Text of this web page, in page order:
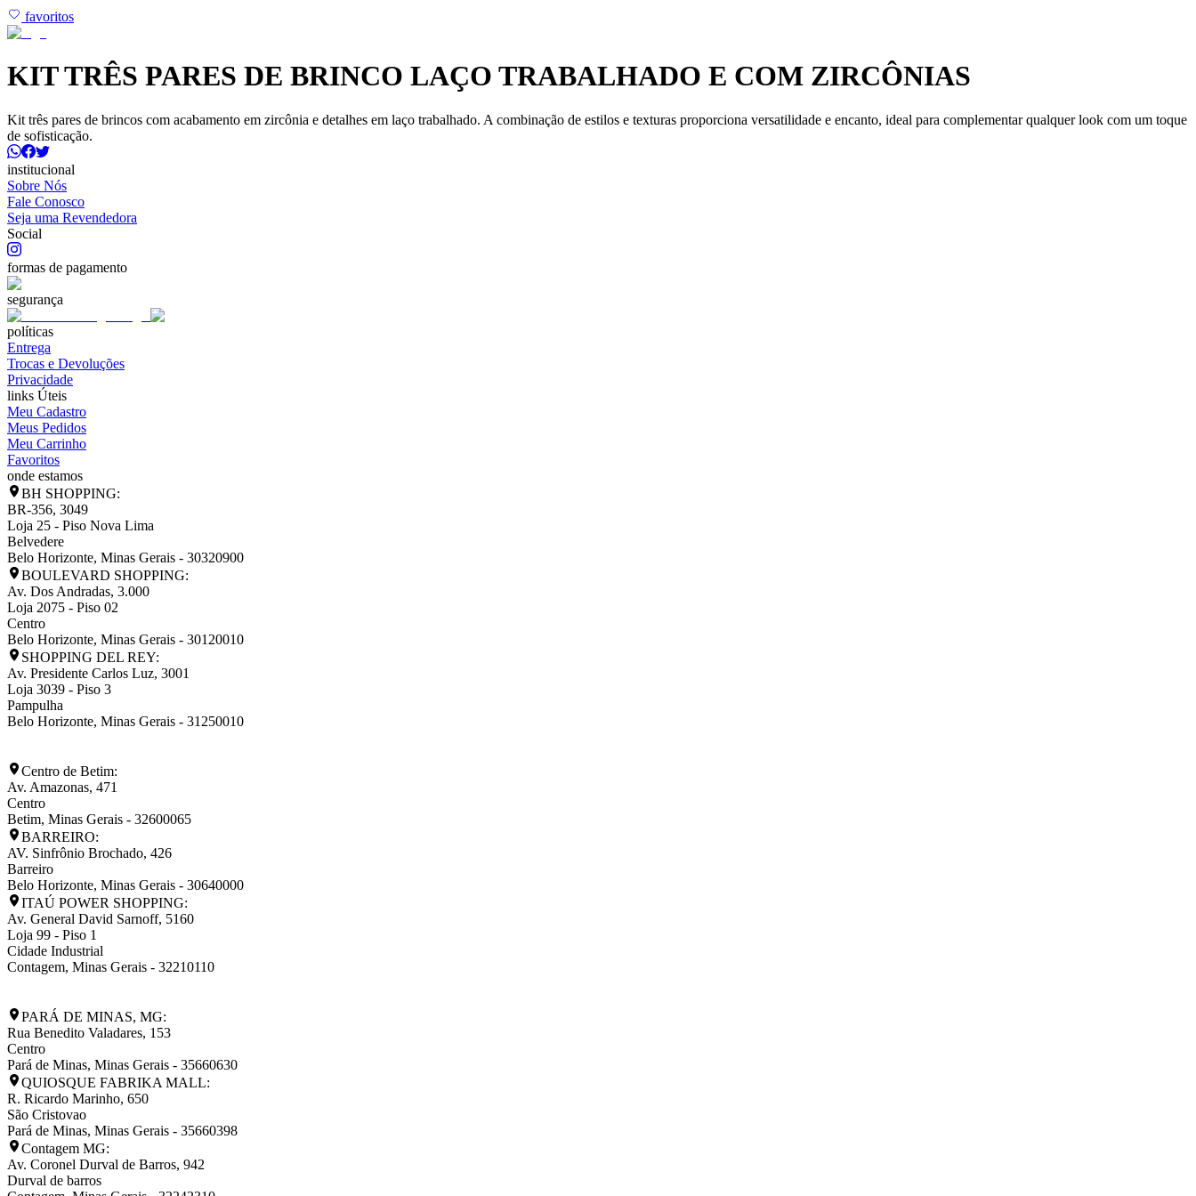
favoritos
KIT TRÊS PARES DE BRINCO LAÇO TRABALHADO E COM ZIRCÔNIAS
Kit três pares de brincos com acabamento em zircônia e detalhes em laço trabalhado. A combinação de estilos e texturas proporciona versatilidade e encanto, ideal para complementar qualquer look com um toque
de sofisticação.
institucional
Sobre Nós
Fale Conosco
Seja uma Revendedora
Social
formas de pagamento
segurança
políticas
Entrega
Trocas e Devoluções
Privacidade
links Úteis
Meu Cadastro
Meus Pedidos
Meu Carrinho
Favoritos
onde estamos
BH SHOPPING:
BR-356, 3049
Loja 25 - Piso Nova Lima
Belvedere
Belo Horizonte, Minas Gerais - 30320900
BOULEVARD SHOPPING:
Av. Dos Andradas, 3.000
Loja 2075 - Piso 02
Centro
Belo Horizonte, Minas Gerais - 30120010
SHOPPING DEL REY:
Av. Presidente Carlos Luz, 3001
Loja 3039 - Piso 3
Pampulha
Belo Horizonte, Minas Gerais - 31250010
Centro de Betim:
Av. Amazonas, 471
Centro
Betim, Minas Gerais - 32600065
BARREIRO:
AV. Sinfrônio Brochado, 426
Barreiro
Belo Horizonte, Minas Gerais - 30640000
ITAÚ POWER SHOPPING:
Av. General David Sarnoff, 5160
Loja 99 - Piso 1
Cidade Industrial
Contagem, Minas Gerais - 32210110
PARÁ DE MINAS, MG:
Rua Benedito Valadares, 153
Centro
Pará de Minas, Minas Gerais - 35660630
QUIOSQUE FABRIKA MALL:
R. Ricardo Marinho, 650
São Cristovao
Pará de Minas, Minas Gerais - 35660398
Contagem MG:
Av. Coronel Durval de Barros, 942
Durval de barros